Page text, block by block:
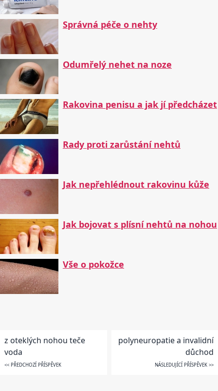
Správná péče o nehty
Odumřelý nehet na noze
Rakovina penisu a jak jí předcházet
Rady proti zarůstání nehtů
Jak nepřehlédnout rakovinu kůže
Jak bojovat s plísní nehtů na nohou
Vše o pokožce
z oteklých nohou teče
voda
<< PŘEDCHOZÍ PŘÍSPĚVEK
polyneuropatie a invalidní
důchod
NÁSLEDUJÍCÍ PŘÍSPĚVEK >>